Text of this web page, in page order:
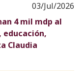
03/Jul/2026
4 mil mdp al
educación,
Claudia